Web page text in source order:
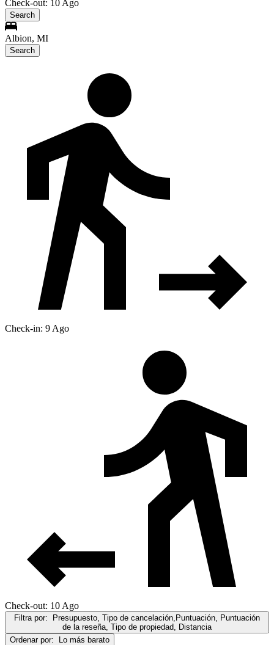
Check-out: 10 Ago
Search
Albion, MI
Search
Check-in: 9 Ago
Check-out: 10 Ago
Filtra por: Presupuesto, Tipo de cancelación,Puntuación, Puntuación
de la reseña, Tipo de propiedad, Distancia
Ordenar por: Lo más barato